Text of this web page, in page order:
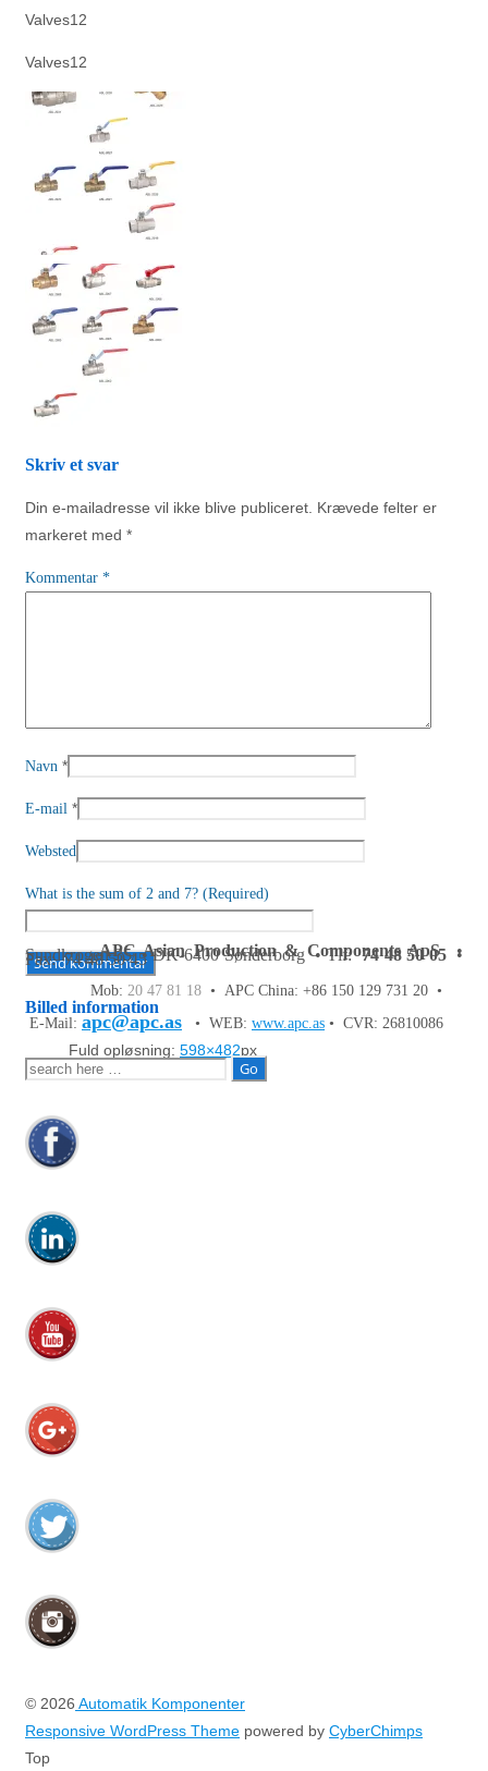
Valves12
Valves12
Skriv et svar
Din e-mailadresse vil ikke blive publiceret. Krævede felter er
markeret med *
Kommentar *
Navn *
E-mail *
Websted
What is the sum of 2 and 7? (Required)
Billed information
Fuld opløsning: 598×482px
APC Asian Production & Components ApS•
Sundkrogen 35 • DK-6400 Sønderborg • Tlf:74 48 50 05•
Fax: 74 48 50 45
Mob: 20 47 81 18 • APC China: +86 150 129 731 20 •
E-Mail: apc@apc.as • WEB: www.apc.as • CVR: 26810086
Søg
© 2026 Automatik Komponenter
Responsive WordPress Theme powered by CyberChimps
Top